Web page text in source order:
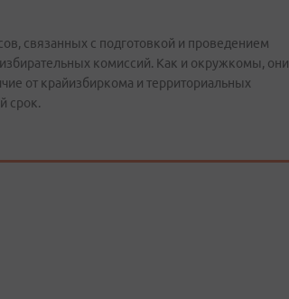
связанных с подготовкой и проведением
комиссий. Как и окружкомы, они
от крайизбиркома и территориальных
срок.